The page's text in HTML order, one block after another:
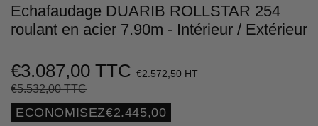
Echafaudage DUARIB ROLLSTAR 254
roulant en acier 7.90m - Intérieur / Extérieur
€3.087,00 TTC €2.572,50 HT
€5.532,00 TTC
régulier
réduit
Unit
price
ECONOMISEZ€2.445,00